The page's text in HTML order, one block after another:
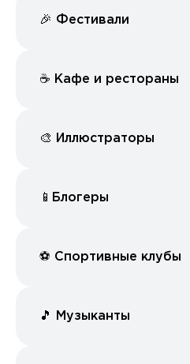
🎉 Фестивали
☕️ Кафе и рестораны
🎨 Иллюстраторы
📱Блогеры
⚽️ Спортивные клубы
🎵 Музыканты